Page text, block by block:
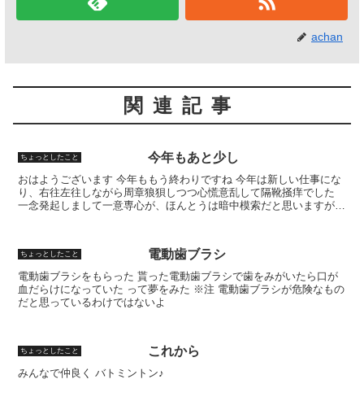
achan
関連記事
ちょっとしたこと 今年もあと少し
おはようございます 今年ももう終わりですね 今年は新しい仕事にな
り、右往左往しながら周章狼狽しつつ心慌意乱して隔靴掻痒でした
一念発起しまして一意専心が、ほんとうは暗中模索だと思いますが、
ちょっとしたこと 電動歯ブラシ
電動歯ブラシをもらった 貰った電動歯ブラシで歯をみがいたら口が
血だらけになっていた って夢をみた ※注 電動歯ブラシが危険なもの
だと思っているわけではないよ
ちょっとしたこと これから
みんなで仲良く バトミントン♪